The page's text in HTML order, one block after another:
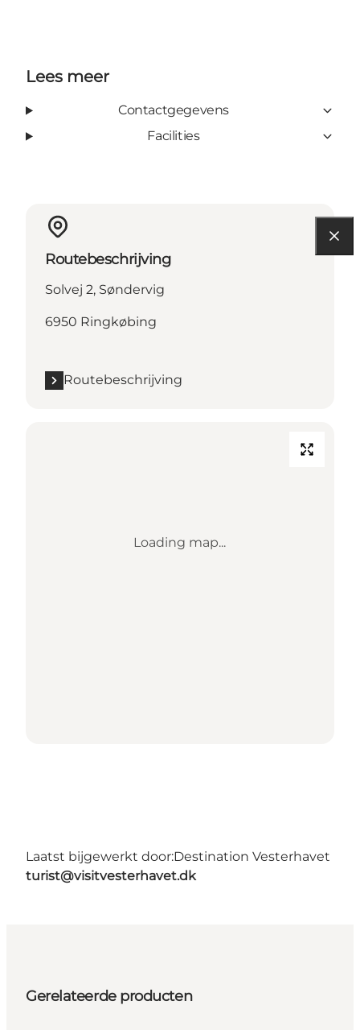
Lees meer
Contactgegevens
Facilities
Routebeschrijving
Solvej 2, Søndervig
6950 Ringkøbing
Routebeschrijving
Loading map...
Laatst bijgewerkt door:Destination Vesterhavet
turist@visitvesterhavet.dk
Gerelateerde producten